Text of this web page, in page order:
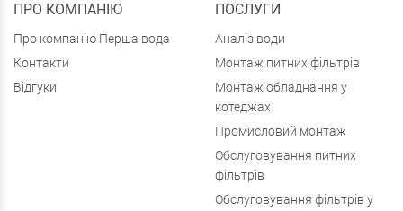
ПРО КОМПАНІЮ
Про компанію Перша вода
Контакти
Відгуки
ПОСЛУГИ
Аналіз води
Монтаж питних фільтрів
Монтаж обладнання у
котеджах
Промисловий монтаж
Обслуговування питних
фільтрів
Обслуговування фільтрів у